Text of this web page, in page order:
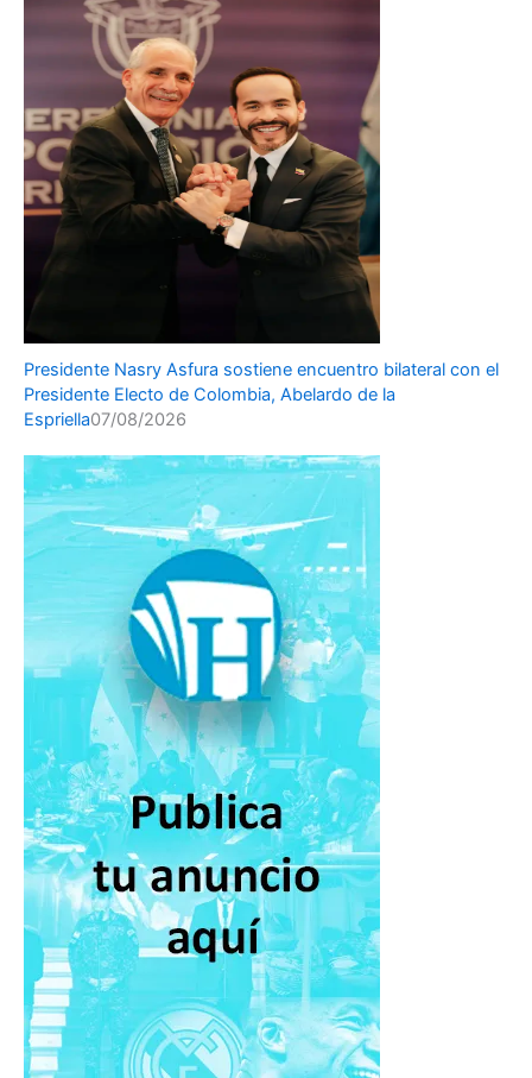
Presidente Nasry Asfura sostiene encuentro bilateral con el
Presidente Electo de Colombia, Abelardo de la
Espriella07/08/2026